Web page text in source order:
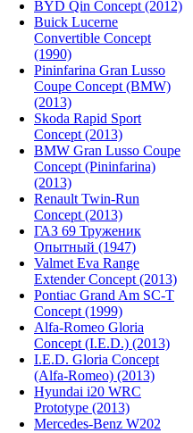
BYD Qin Concept (2012)
Buick Lucerne
Convertible Concept
(1990)
Pininfarina Gran Lusso
Coupe Concept (BMW)
(2013)
Skoda Rapid Sport
Concept (2013)
BMW Gran Lusso Coupe
Concept (Pininfarina)
(2013)
Renault Twin-Run
Concept (2013)
ГАЗ 69 Труженик
Опытный (1947)
Valmet Eva Range
Extender Concept (2013)
Pontiac Grand Am SC-T
Concept (1999)
Alfa-Romeo Gloria
Concept (I.E.D.) (2013)
I.E.D. Gloria Concept
(Alfa-Romeo) (2013)
Hyundai i20 WRC
Prototype (2013)
Mercedes-Benz W202